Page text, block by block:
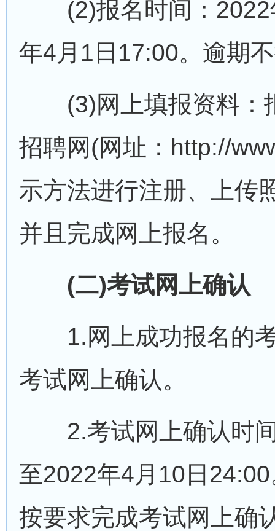
(2)报名时间：2022
年4月1日17:00。逾期
(3)网上填报资料：
招聘网(网址：http://
示方法进行注册、上传
并且完成网上报名。
(二)考试网上确认
1.网上成功报名的考
考试网上确认。
2.考试网上确认时间
至2022年4月10日
按要求完成考试网上确